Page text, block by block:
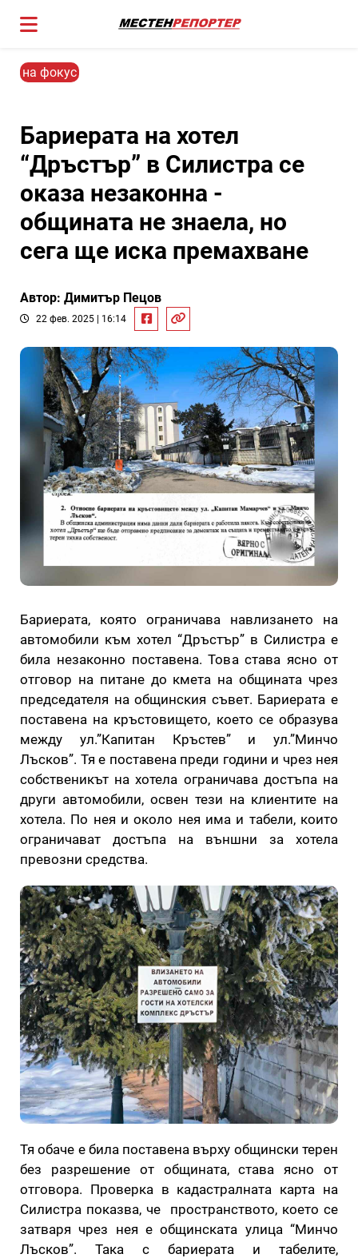
на фокус
Бариерата на хотел
“Дръстър” в Силистра се
оказа незаконна -
общината не знаела, но
сега ще иска премахване
Автор: Димитър Пецов
22 фев. 2025 | 16:14
Бариерата, която ограничава навлизането на
автомобили към хотел “Дръстър” в Силистра е
била незаконно поставена. Това става ясно от
отговор на питане до кмета на общината чрез
председателя на общинския съвет. Бариерата е
поставена на кръстовището, което се образува
между ул.”Капитан Кръстев” и ул.”Минчо
Лъсков”. Тя е поставена преди години и чрез нея
собственикът на хотела ограничава достъпа на
други автомобили, освен тези на клиентите на
хотела. По нея и около нея има и табели, които
ограничават достъпа на външни за хотела
превозни средства.
Тя обаче е била поставена върху общински терен
без разрешение от общината, става ясно от
отговора. Проверка в кадастралната карта на
Силистра показва, че пространството, което се
затваря чрез нея е общинската улица “Минчо
Лъсков”. Така с бариерата и табелите,